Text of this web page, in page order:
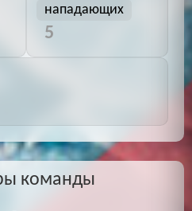
нападающих
5
команды